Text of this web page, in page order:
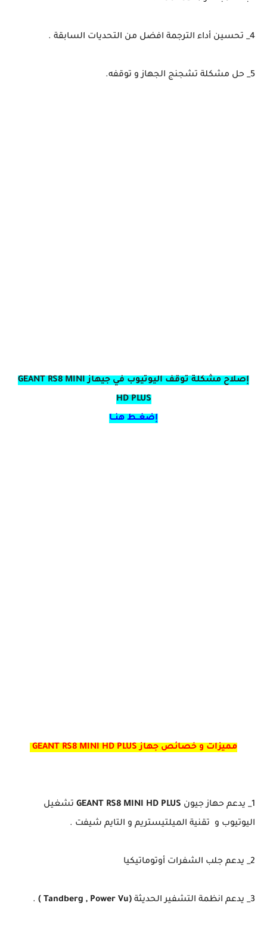
4_ تحسين أداء الترجمة افضل من التحديات السابقة .
5_ حل مشكلة تشجنج الجهاز و توقفه.
إصلاح مشكلة توقف اليوتيوب في جيهاز GEANT RS8 MINI
HD PLUS
إضغــط هنــا
مميزات و خصائص جهاز GEANT RS8 MINI HD PLUS
1_ يدعم حهاز جيون PLUS
تشغيل
اليوتيوب و تقنية الميلتيستريم و التايم شيفت .
2_ يدعم جلب الشفرات أوتوماتيكيا
3_ يدعم انظمة التشفير الحديثة (Tandberg , Power Vu )
.